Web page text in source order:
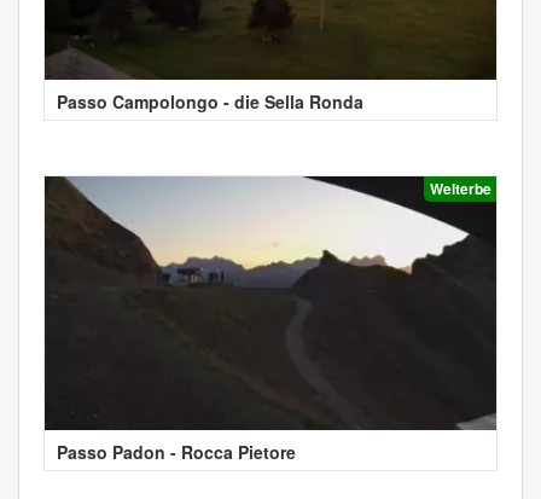
Passo Campolongo - die Sella Ronda
Welterbe
Passo Padon - Rocca Pietore